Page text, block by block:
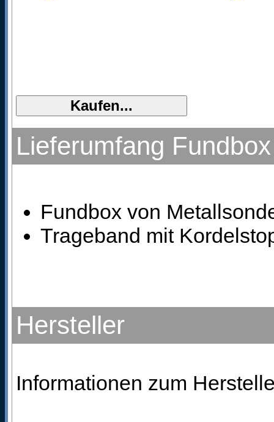
Lieferumfang
Fundbox von
Trageband mit
Hersteller
Informationen zum